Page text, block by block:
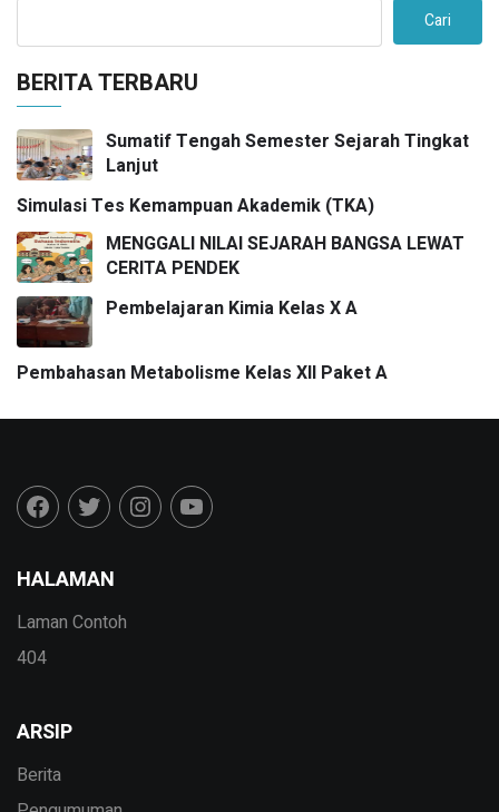
Cari
BERITA TERBARU
Sumatif Tengah Semester Sejarah Tingkat
Lanjut
Simulasi Tes Kemampuan Akademik (TKA)
MENGGALI NILAI SEJARAH BANGSA LEWAT
CERITA PENDEK
Pembelajaran Kimia Kelas X A
Pembahasan Metabolisme Kelas XII Paket A
HALAMAN
Laman Contoh
404
ARSIP
Berita